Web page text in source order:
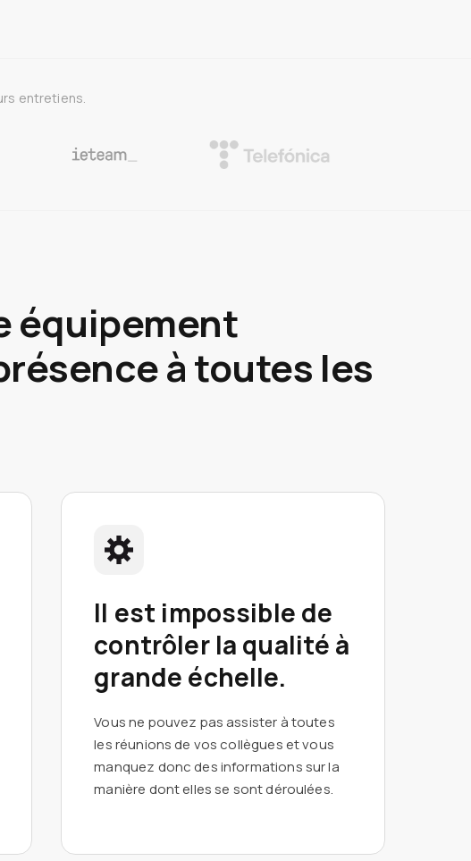
entretiens.
équipement
à toutes les
Il est impossible de
contrôler la qualité à
grande échelle.
Vous ne pouvez pas assister à toutes
les réunions de vos collègues et vous
manquez donc des informations sur la
manière dont elles se sont déroulées.